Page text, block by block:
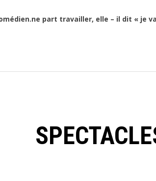
part travailler, elle – il dit « je